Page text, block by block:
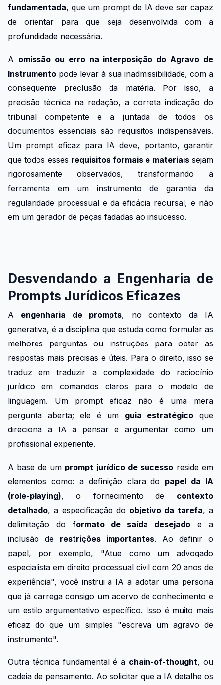
fundamentada, que um prompt de IA deve ser capaz
de orientar para que seja desenvolvida com a
profundidade necessária.
A omissão ou erro na interposição do Agravo de
Instrumento pode levar à sua inadmissibilidade, com a
consequente preclusão da matéria. Por isso, a
precisão técnica na redação, a correta indicação do
tribunal competente e a juntada de todos os
documentos essenciais são requisitos indispensáveis.
Um prompt eficaz para IA deve, portanto, garantir
que todos esses requisitos formais e materiaissejam
rigorosamente observados, transformando a
ferramenta em um instrumento de garantia da
regularidade processual e da eficácia recursal, e não
em um gerador de peças fadadas ao insucesso.
Desvendando a Engenharia de
Prompts Jurídicos Eficazes
A engenharia de prompts, no contexto da IA
generativa, é a disciplina que estuda como formular as
melhores perguntas ou instruções para obter as
respostas mais precisas e úteis. Para o direito, isso se
traduz em traduzir a complexidade do raciocínio
jurídico em comandos claros para o modelo de
linguagem. Um prompt eficaz não é uma mera
pergunta aberta; ele é um guia estratégico que
direciona a IA a pensar e argumentar como um
profissional experiente.
A base de um prompt jurídico de sucesso reside em
elementos como: a definição clara do papel da IA
(role-playing), o fornecimento de contexto
detalhado, a especificação do objetivo da tarefa, a
delimitação do formato de saída desejado e a
inclusão de restrições importantes. Ao definir o
papel, por exemplo, "Atue como um advogado
especialista em direito processual civil com 20 anos de
experiência", você instrui a IA a adotar uma persona
que já carrega consigo um acervo de conhecimento e
um estilo argumentativo específico. Isso é muito mais
eficaz do que um simples "escreva um agravo de
instrumento".
Outra técnica fundamental é a chain-of-thought, ou
cadeia de pensamento. Ao solicitar que a IA detalhe os